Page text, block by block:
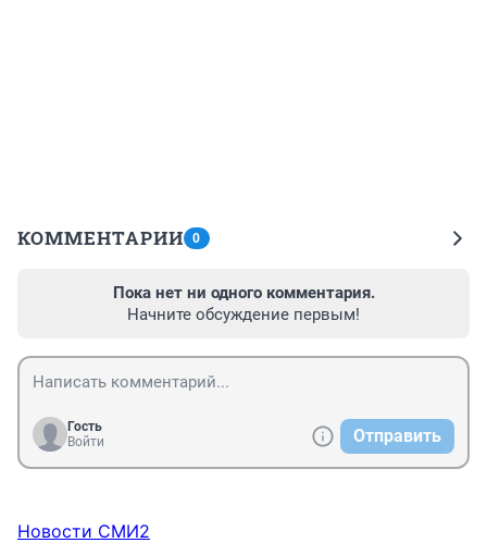
КОММЕНТАРИИ 0
Пока нет ни одного комментария.
Начните обсуждение первым!
Гость
Войти
Отправить
Новости СМИ2